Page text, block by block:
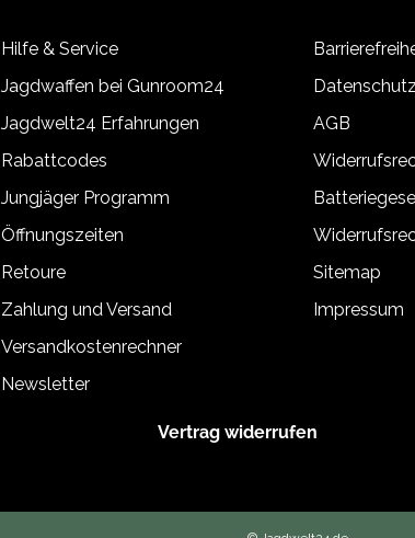
Hilfe & Service
Jagdwaffen bei Gunroom24
Jagdwelt24 Erfahrungen
Rabattcodes
Jungjäger Programm
Öffnungszeiten
Retoure
Zahlung und Versand
Versandkostenrechner
Newsletter
Datenschutz
AGB
Sitemap
Impressum
Vertrag widerrufen